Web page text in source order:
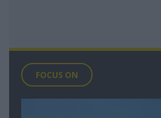
FOCUS ON